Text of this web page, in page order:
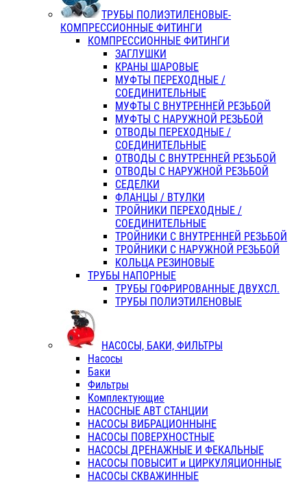
ТРУБЫ ПОЛИЭТИЛЕНОВЫЕ-
КОМПРЕССИОННЫЕ ФИТИНГИ
КОМПРЕССИОННЫЕ ФИТИНГИ
ЗАГЛУШКИ
КРАНЫ ШАРОВЫЕ
МУФТЫ ПЕРЕХОДНЫЕ /
СОЕДИНИТЕЛЬНЫЕ
МУФТЫ С ВНУТРЕННЕЙ РЕЗЬБОЙ
МУФТЫ С НАРУЖНОЙ РЕЗЬБОЙ
ОТВОДЫ ПЕРЕХОДНЫЕ /
СОЕДИНИТЕЛЬНЫЕ
ОТВОДЫ С ВНУТРЕННЕЙ РЕЗЬБОЙ
ОТВОДЫ С НАРУЖНОЙ РЕЗЬБОЙ
СЕДЕЛКИ
ФЛАНЦЫ / ВТУЛКИ
ТРОЙНИКИ ПЕРЕХОДНЫЕ /
СОЕДИНИТЕЛЬНЫЕ
ТРОЙНИКИ С ВНУТРЕННЕЙ РЕЗЬБОЙ
ТРОЙНИКИ С НАРУЖНОЙ РЕЗЬБОЙ
КОЛЬЦА РЕЗИНОВЫЕ
ТРУБЫ НАПОРНЫЕ
ТРУБЫ ГОФРИРОВАННЫЕ ДВУХСЛ.
ТРУБЫ ПОЛИЭТИЛЕНОВЫЕ
НАСОСЫ, БАКИ, ФИЛЬТРЫ
Насосы
Баки
Фильтры
Комплектующие
НАСОСНЫЕ АВТ СТАНЦИИ
НАСОСЫ ВИБРАЦИОННЫНЕ
НАСОСЫ ПОВЕРХНОСТНЫЕ
НАСОСЫ ДРЕНАЖНЫЕ И ФЕКАЛЬНЫЕ
НАСОСЫ ПОВЫСИТ и ЦИРКУЛЯЦИОННЫЕ
НАСОСЫ СКВАЖИННЫЕ